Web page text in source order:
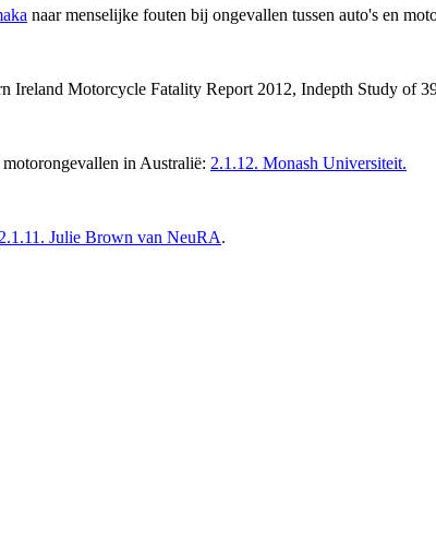
naar menselijke fouten bij ongevallen tussen auto's en
Ireland Motorcycle Fatality Report 2012, Indepth Study of
in Australië: 2.1.12. Monash Universiteit.
2.1.11. Julie Brown van NeuRA.